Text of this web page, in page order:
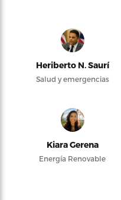
Heriberto N. Saurí
Salud y emergencias
Kiara Gerena
Energía Renovable